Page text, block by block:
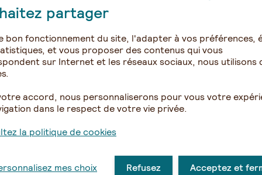
de Retraites Complémentaires de la
sociale, adhérente de la Fédération Agirc-Arrco, dont
production du groupe AG2R LA MONDIALE.
.
partager
bon fonctionnement du site, l'adapter à vos préférences,
et vous proposer des contenus qui vous
sur Internet et les réseaux sociaux, nous utilisons
accord, nous personnaliserons pour vous votre
dans le respect de votre vie privée.
la politique de cookies
mes choix Refusez Acceptez et